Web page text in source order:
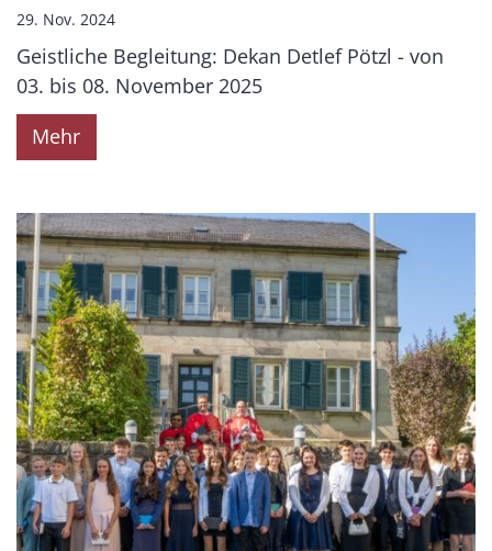
29. Nov. 2024
Geistliche Begleitung: Dekan Detlef Pötzl - von
03. bis 08. November 2025
Mehr